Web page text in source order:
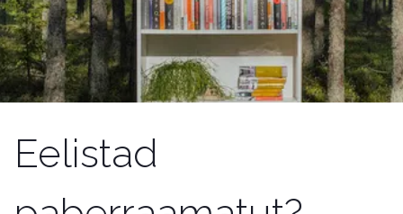
Eelistad